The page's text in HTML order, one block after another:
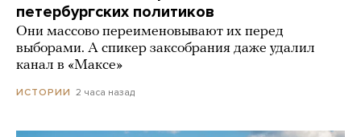
петербургских политиков
Они массово переименовывают их перед
выборами. А спикер заксобрания даже удалил
канал в «Максе»
ИСТОРИИ 2 часа назад